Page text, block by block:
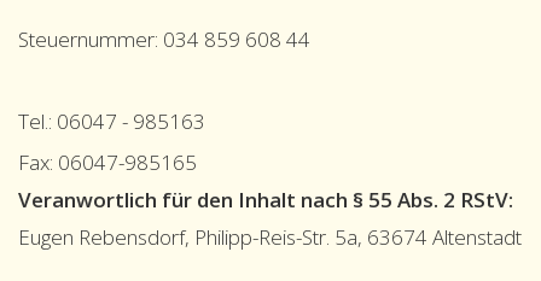
Steuernummer: 034 859 608 44
Tel.: 06047 - 985163
Fax: 06047-985165
Veranwortlich für den Inhalt nach § 55 Abs. 2 RStV:
Eugen Rebensdorf, Philipp-Reis-Str. 5a, 63674 Altenstadt